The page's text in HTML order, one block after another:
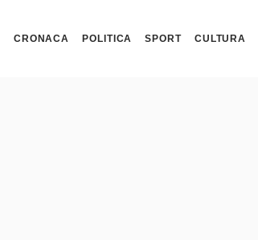
CRONACA POLITICA SPORT CULTURA